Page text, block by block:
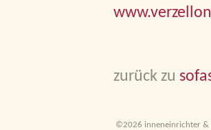
zurück zu
©2026 inneneinrichter &